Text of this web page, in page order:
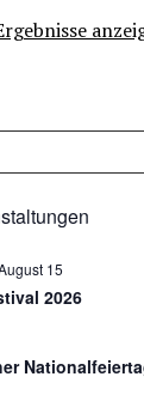
15
2026